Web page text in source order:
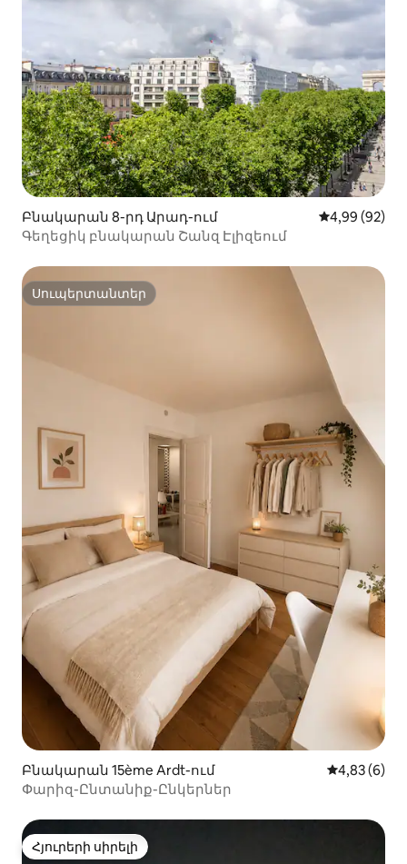
Բնակարան 8-րդ Արադ-ում Միջին
4,99 (92)
Գեղեցիկ բնակարան Շանզ Էլիզեում
Սուպերտանտեր
Սուպերտանտեր
Բնակարան 15ème Ardt-ում Միջին
4,83 (6)
Փարիզ-Ընտանիք-Ընկերներ
Հյուրերի սիրելի
Հյուրերի սիրելի